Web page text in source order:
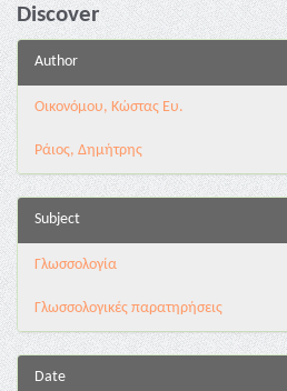
Discover
Author
Οικονόμου, Κώστας Ευ.
Ράιος, Δημήτρης
Subject
Γλωσσολογία
Γλωσσολογικές παρατηρήσεις
Date